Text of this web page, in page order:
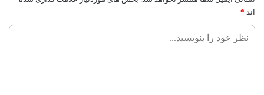
اند *